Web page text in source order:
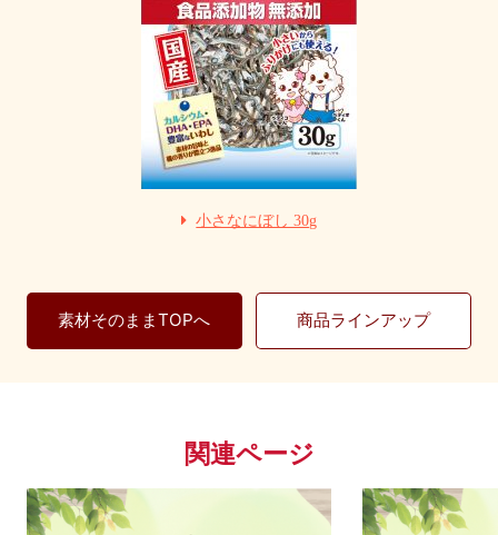
小さなにぼし 30g
素材そのままTOPへ 商品ラインアップ
関連ページ